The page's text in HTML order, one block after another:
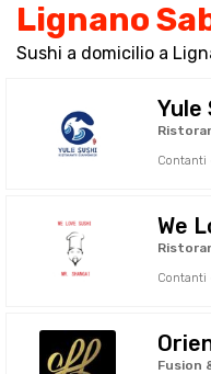
Lignano
Sushi a domicilio a
Yule
Contanti
Contanti
Fusion